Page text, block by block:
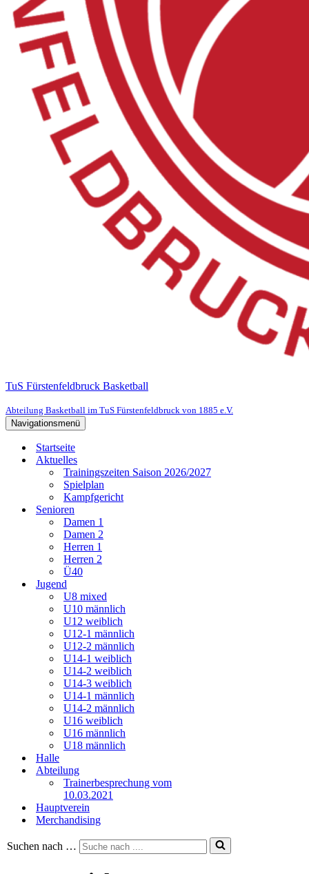
TuS Fürstenfeldbruck Basketball
Abteilung Basketball im TuS Fürstenfeldbruck von 1885 e.V.
Navigationsmenü
Startseite
Aktuelles
Trainingszeiten Saison 2026/2027
Spielplan
Kampfgericht
Senioren
Damen 1
Damen 2
Herren 1
Herren 2
Ü40
Jugend
U8 mixed
U10 männlich
U12 weiblich
U12-1 männlich
U12-2 männlich
U14-1 weiblich
U14-2 weiblich
U14-3 weiblich
U14-1 männlich
U14-2 männlich
U16 weiblich
U16 männlich
U18 männlich
Halle
Abteilung
Trainerbesprechung vom
10.03.2021
Hauptverein
Merchandising
Suchen nach …